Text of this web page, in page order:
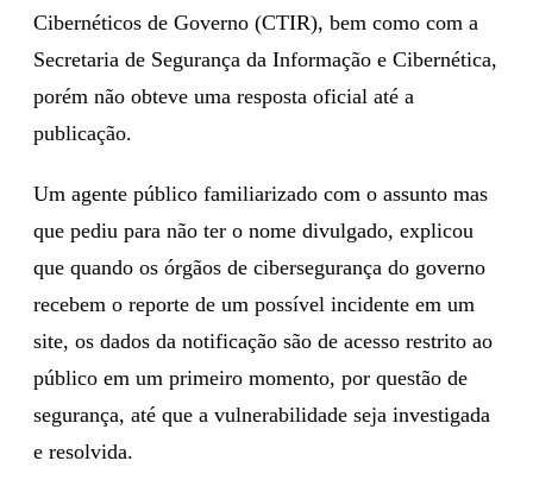
Cibernéticos de Governo (CTIR), bem como com a
Secretaria de Segurança da Informação e Cibernética,
porém não obteve uma resposta oficial até a
publicação.
Um agente público familiarizado com o assunto mas
que pediu para não ter o nome divulgado, explicou
que quando os órgãos de cibersegurança do governo
recebem o reporte de um possível incidente em um
site, os dados da notificação são de acesso restrito ao
público em um primeiro momento, por questão de
segurança, até que a vulnerabilidade seja investigada
e resolvida.